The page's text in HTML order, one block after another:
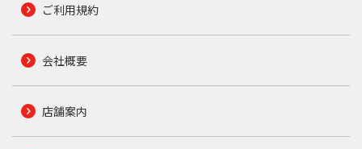
ご利用規約
会社概要
店舗案内